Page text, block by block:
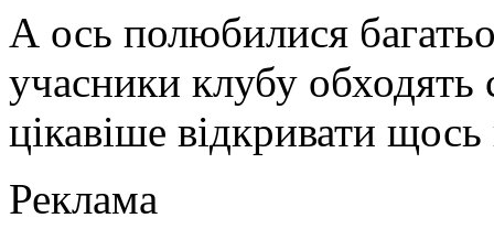
А ось полюбилися
учасники клубу
цікавіше відкривати
Реклама